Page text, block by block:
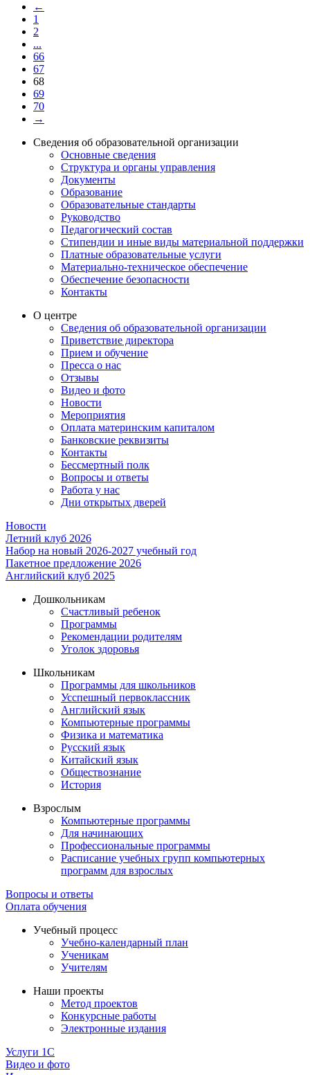
←
1
2
...
66
67
68
69
70
→
Сведения об образовательной организации
Основные сведения
Структура и органы управления
Документы
Образование
Образовательные стандарты
Руководство
Педагогический состав
Стипендии и иные виды материальной поддержки
Платные образовательные услуги
Материально-техническое обеспечение
Обеспечение безопасности
Контакты
О центре
Сведения об образовательной организации
Приветствие директора
Прием и обучение
Пресса о нас
Отзывы
Видео и фото
Новости
Мероприятия
Оплата материнским капиталом
Банковские реквизиты
Контакты
Бессмертный полк
Вопросы и ответы
Работа у нас
Дни открытых дверей
Новости
Летний клуб 2026
Набор на новый 2026-2027 учебный год
Пакетное предложение 2026
Английский клуб 2025
Дошкольникам
Счастливый ребенок
Программы
Рекомендации родителям
Уголок здоровья
Школьникам
Программы для школьников
Усспешный первоклассник
Английский язык
Компьютерные программы
Физика и математика
Русский язык
Китайский язык
Обществознание
История
Взрослым
Компьютерные программы
Для начинающих
Профессиональные программы
Расписание учебных групп компьютерных
программ для взрослых
Вопросы и ответы
Оплата обучения
Учебный процесс
Учебно-календарный план
Ученикам
Учителям
Наши проекты
Метод проектов
Конкурсные работы
Электронные издания
Услуги 1C
Видео и фото